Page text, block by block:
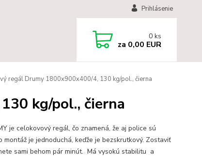
Prihlásenie
0 ks
za 0,00 EUR
regál Drumy 1800x900x400/4, 130 kg/pol., čierna
kg/pol., čierna
je celokovový regál, čo znamená, že aj police sú
montáž je jednoduchá, keďže je bezskrutkový. Zostaviť
sami behom pár minút. Má vysokú stabilitu a